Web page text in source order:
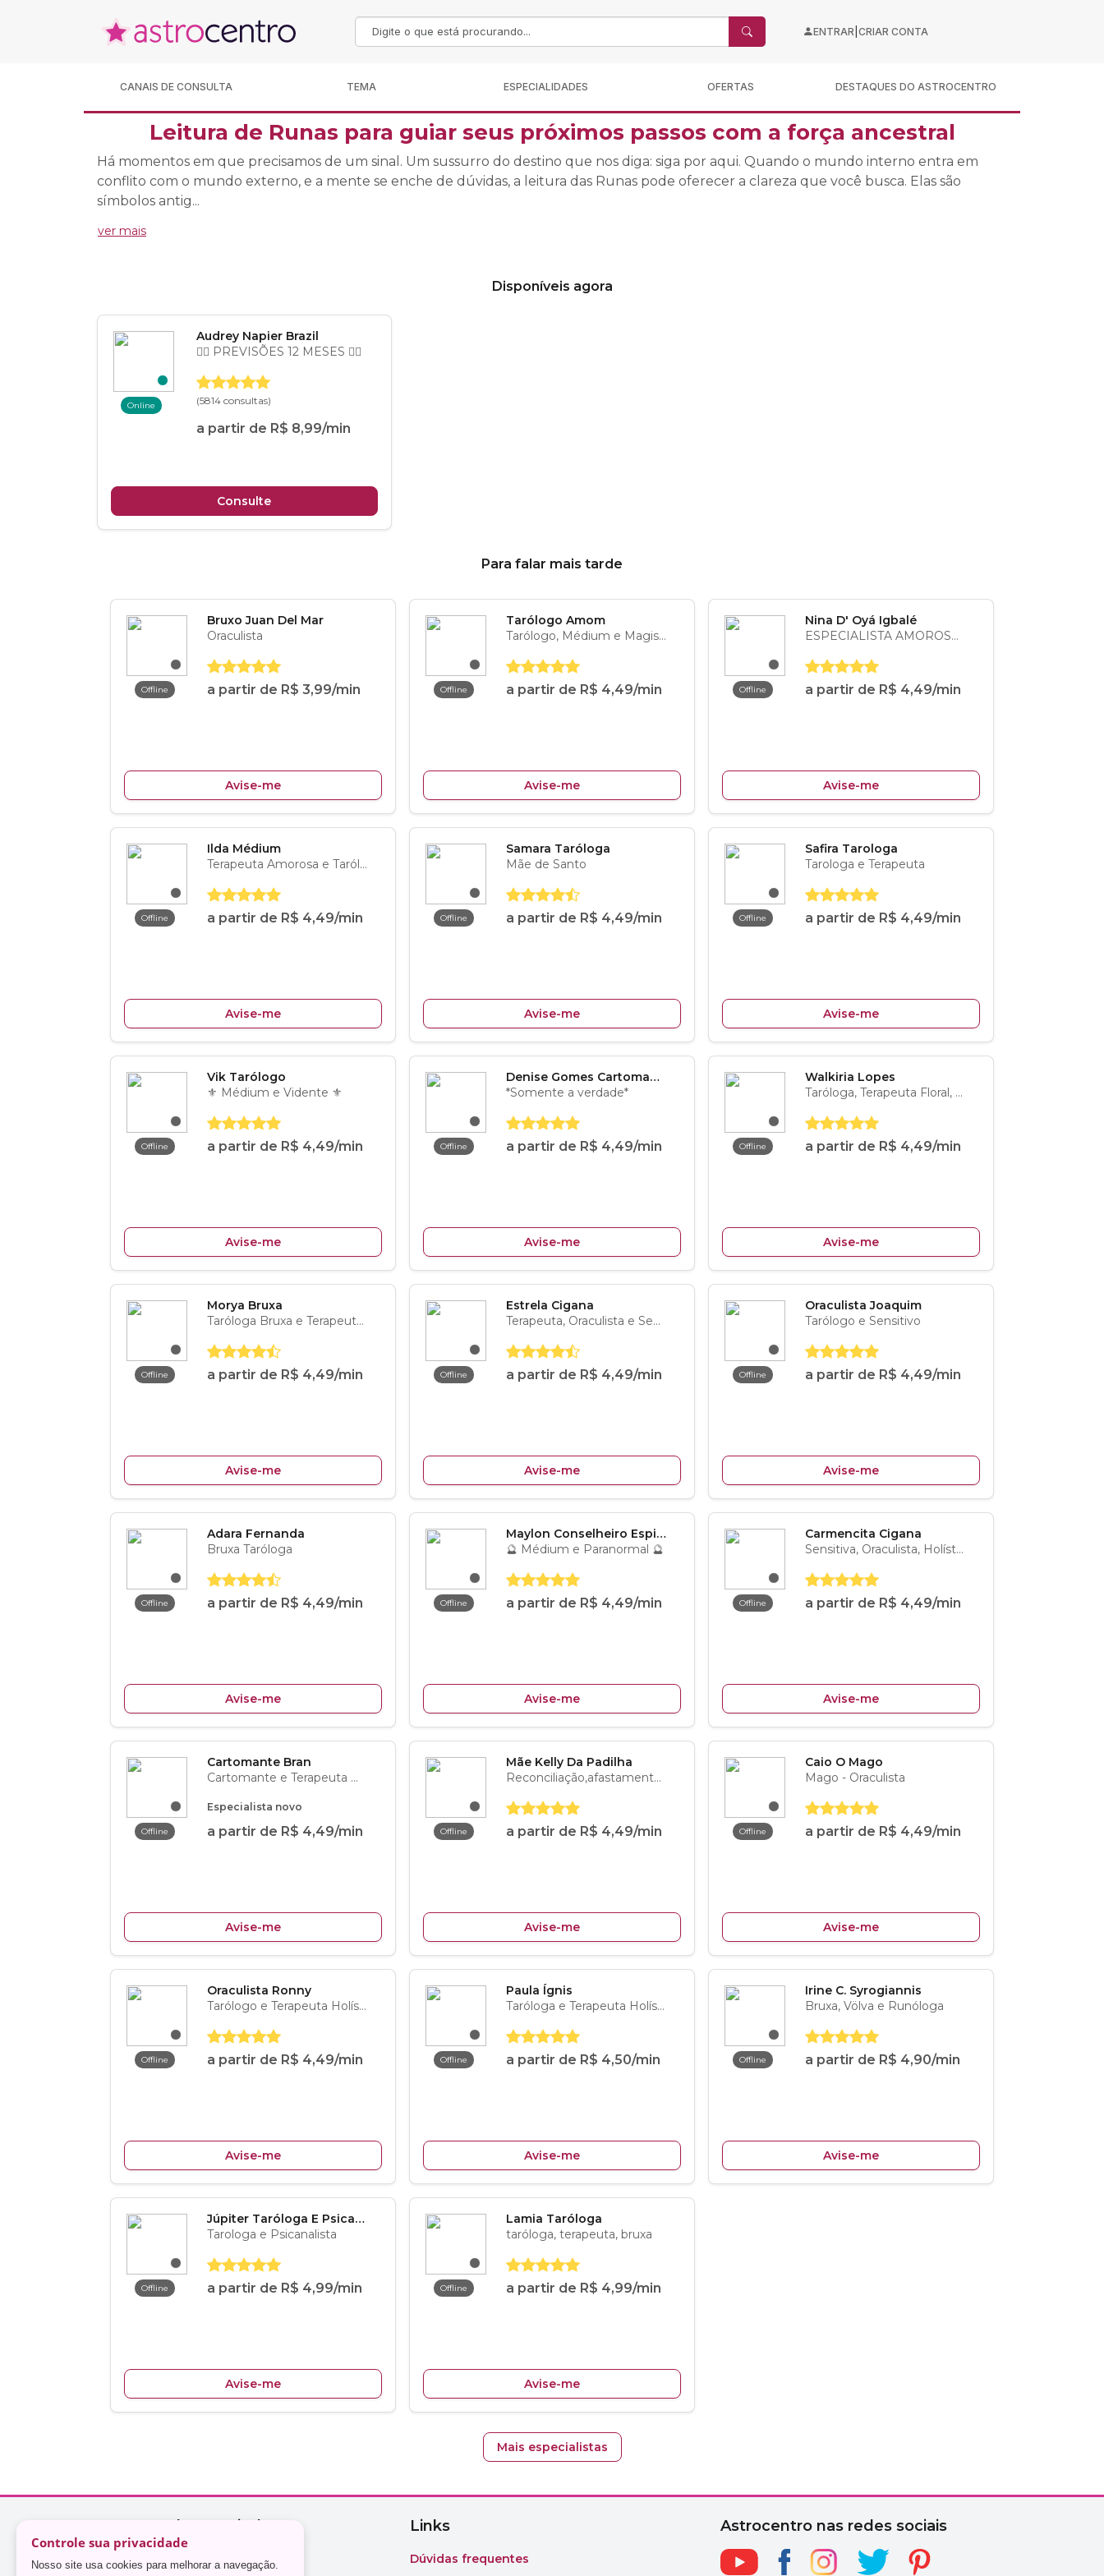
ENTRAR CRIAR CONTA
CANAIS DE CONSULTA TEMA ESPECIALIDADES OFERTAS DESTAQUES DO ASTROCENTRO
Controle sua privacidade
Nosso site usa cookies para melhorar a navegação.